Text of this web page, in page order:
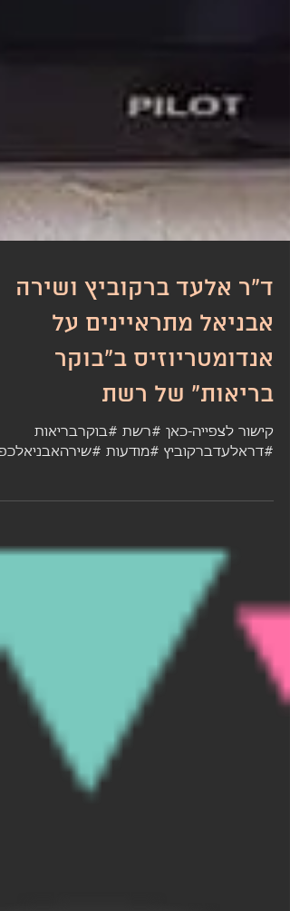
ד"ר אלעד ברקוביץ ושירה
אבניאל מתראיינים על
אנדומטריוזיס ב"בוקר
בריאות" של רשת
#דראלעדברקוביץ #מודעות